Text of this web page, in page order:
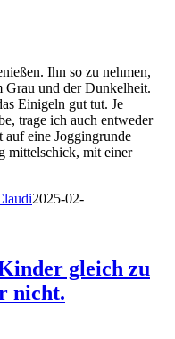
Ihn so zu nehmen,
Grau und der Dunkelheit.
Einigeln gut tut. Je
trage ich auch entweder
auf eine Joggingrunde
mittelschick, mit einer
2025-02-
gleich zu
nicht.